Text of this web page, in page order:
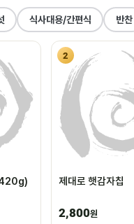
식사대용/간편식 반찬
2
제대로 햇감자칩
2,800원